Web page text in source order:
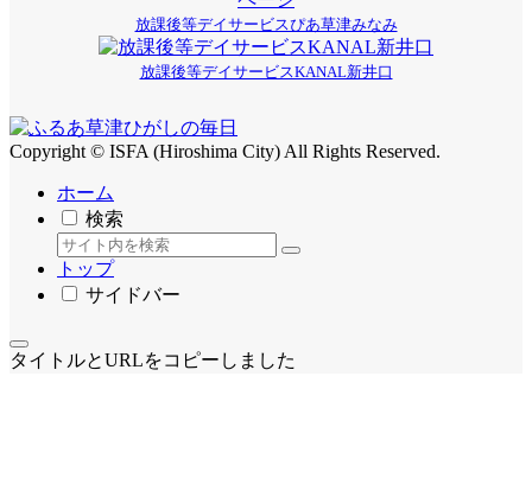
放課後等デイサービスぴあ草津みなみ
放課後等デイサービスKANAL新井口
Copyright © ISFA (Hiroshima City) All Rights Reserved.
ホーム
検索
トップ
サイドバー
タイトルとURLをコピーしました